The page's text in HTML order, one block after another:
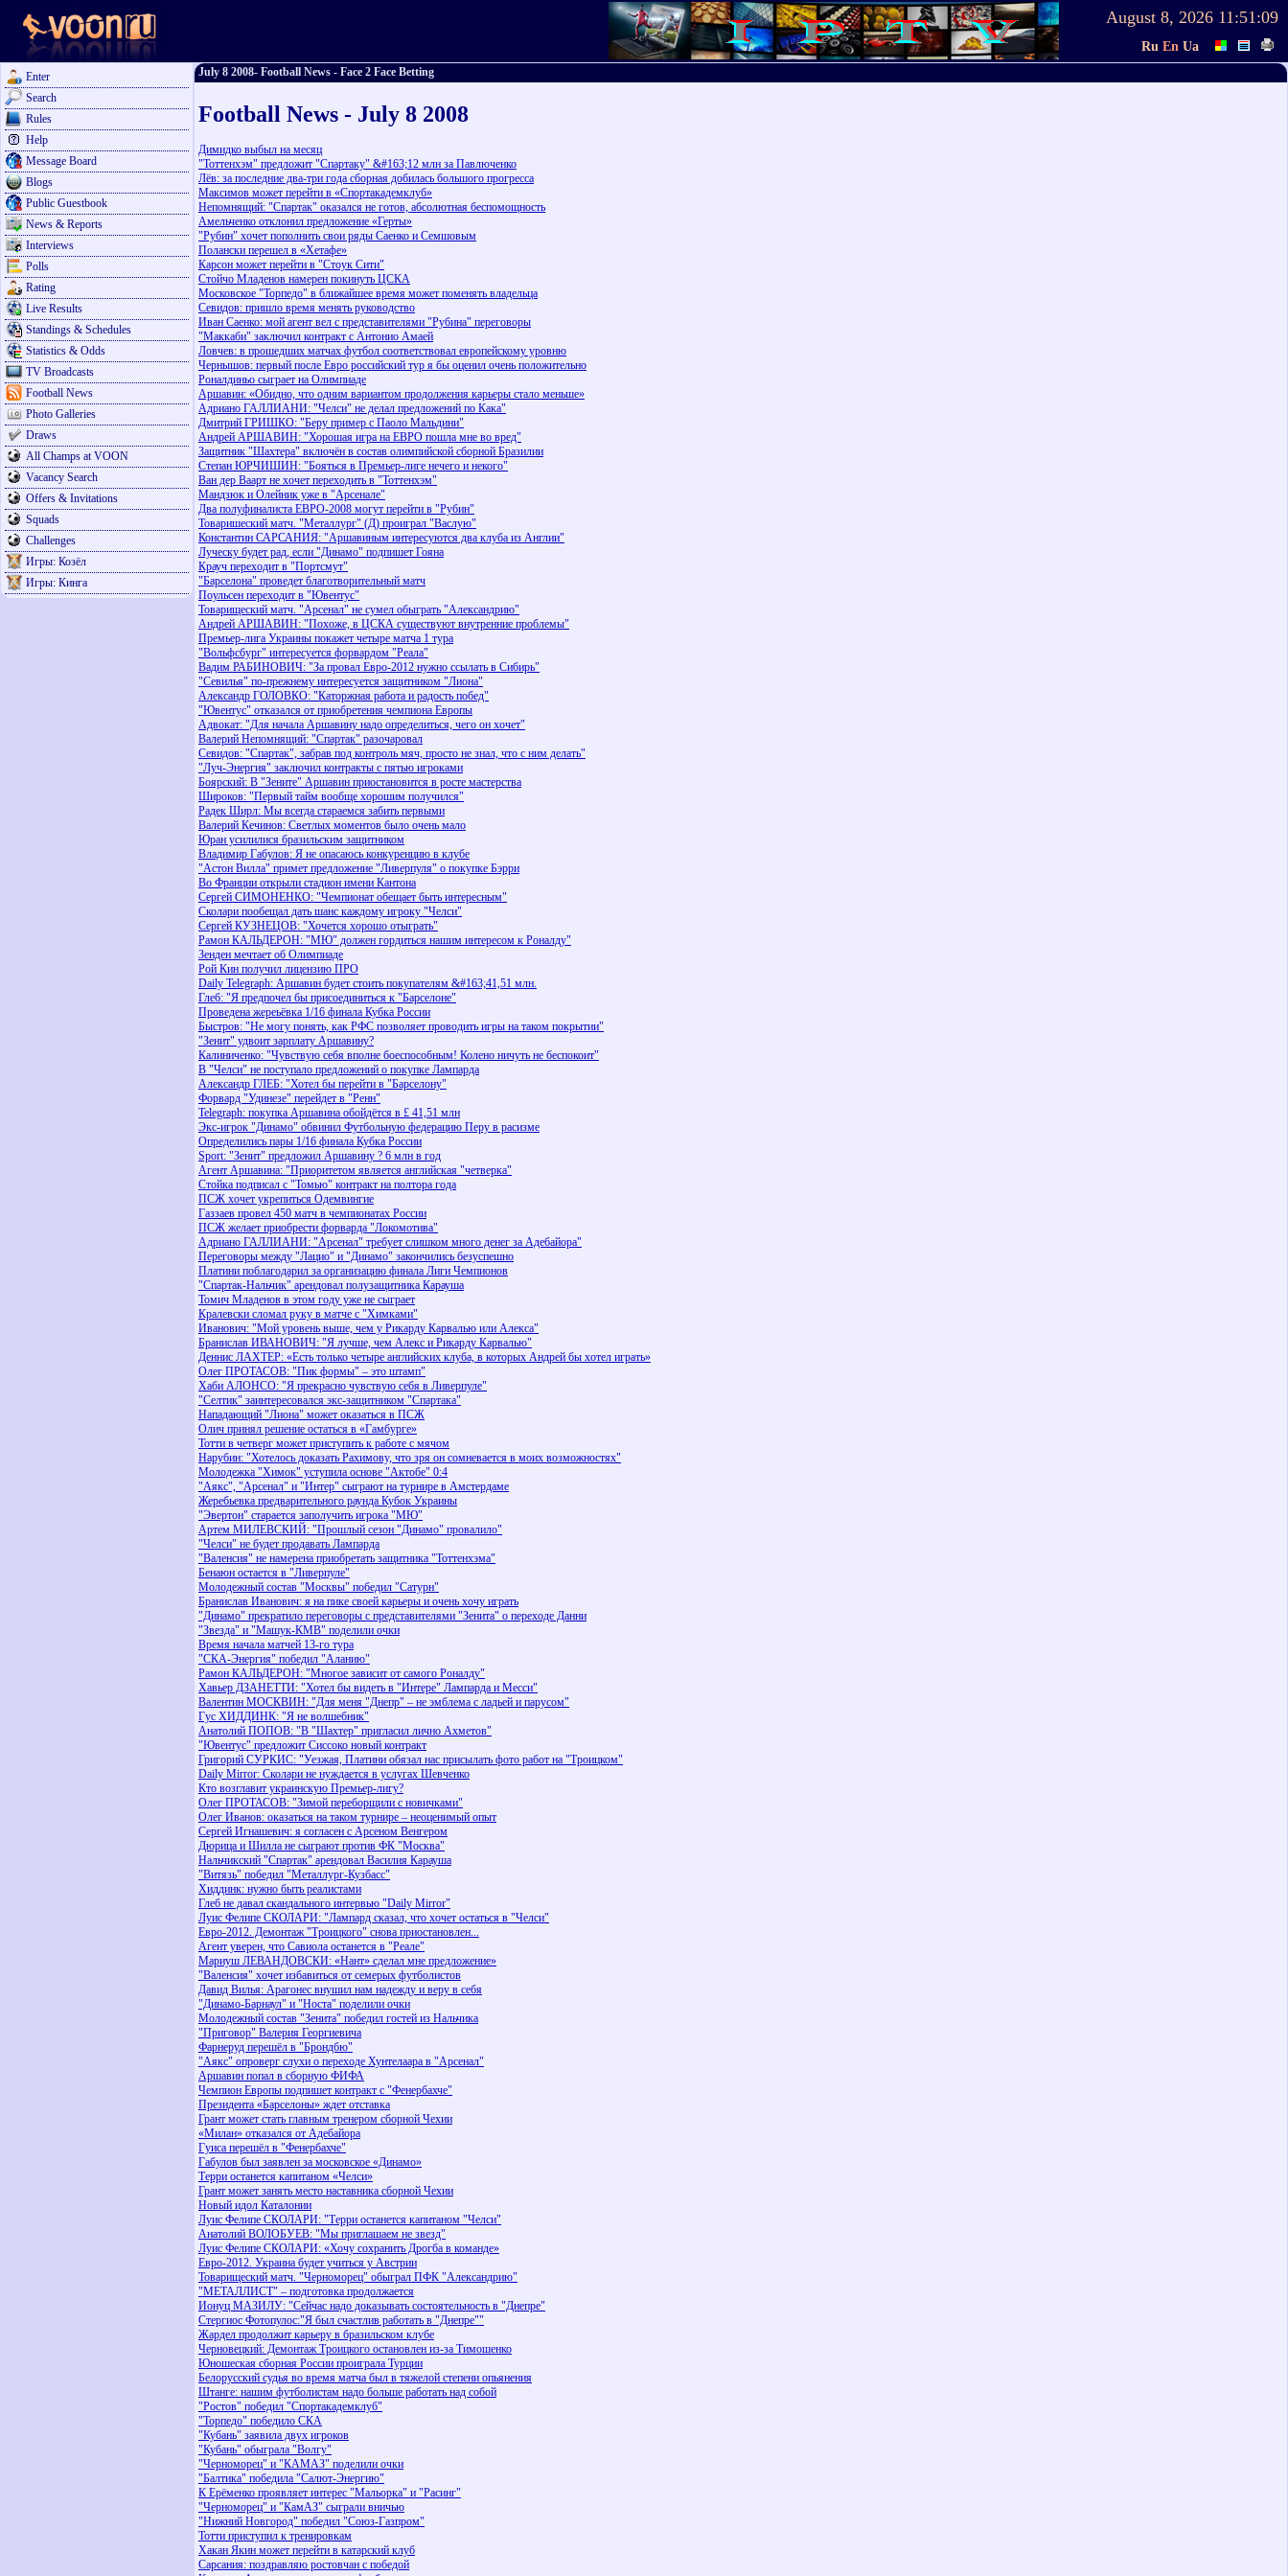
August 8, 2026 11:51:09
Ru En Ua
Enter
Search
Rules
Help
Message Board
Blogs
Public Guestbook
News & Reports
Interviews
Polls
Rating
Live Results
Standings & Schedules
Statistics & Odds
TV Broadcasts
Football News
Photo Galleries
Draws
All Champs at VOON
Vacancy Search
Offers & Invitations
Squads
Challenges
Игры: Козёл
Игры: Кинга
July 8 2008- Football News - Face 2 Face Betting
Football News - July 8 2008
Димидко выбыл на месяц
"Тоттенхэм" предложит "Спартаку" &#163;12 млн за Павлюченко
Лёв: за последние два-три года сборная добилась большого прогресса
Максимов может перейти в «Спортакадемклуб»
Непомнящий: "Спартак" оказался не готов, абсолютная беспомощность
Амельченко отклонил предложение «Герты»
"Рубин" хочет пополнить свои ряды Саенко и Семшовым
Полански перешел в «Хетафе»
Карсон может перейти в "Стоук Сити"
Стойчо Младенов намерен покинуть ЦСКА
Московское "Торпедо" в ближайшее время может поменять владельца
Севидов: пришло время менять руководство
Иван Саенко: мой агент вел с представителями "Рубина" переговоры
"Маккаби" заключил контракт с Антонио Амаей
Ловчев: в прошедших матчах футбол соответствовал европейскому уровню
Чернышов: первый после Евро российский тур я бы оценил очень положительно
Роналдиньо сыграет на Олимпиаде
Аршавин: «Обидно, что одним вариантом продолжения карьеры стало меньше»
Адриано ГАЛЛИАНИ: "Челси" не делал предложений по Кака"
Дмитрий ГРИШКО: "Беру пример с Паоло Мальдини"
Андрей АРШАВИН: "Хорошая игра на ЕВРО пошла мне во вред"
Защитник "Шахтера" включён в состав олимпийской сборной Бразилии
Степан ЮРЧИШИН: "Бояться в Премьер-лиге нечего и некого"
Ван дер Ваарт не хочет переходить в "Тоттенхэм"
Мандзюк и Олейник уже в "Арсенале"
Два полуфиналиста ЕВРО-2008 могут перейти в "Рубин"
Товаришеский матч. "Металлург" (Д) проиграл "Васлую"
Константин САРСАНИЯ: "Аршавиным интересуются два клуба из Англии"
Луческу будет рад, если "Динамо" подпишет Гояна
Крауч переходит в "Портсмут"
"Барселона" проведет благотворительный матч
Поульсен переходит в "Ювентус"
Товарищеский матч. "Арсенал" не сумел обыграть "Александрию"
Андрей АРШАВИН: "Похоже, в ЦСКА существуют внутренние проблемы"
Премьер-лига Украины покажет четыре матча 1 тура
"Вольфсбург" интересуется форвардом "Реала"
Вадим РАБИНОВИЧ: "За провал Евро-2012 нужно ссылать в Сибирь"
"Севилья" по-прежнему интересуется защитником "Лиона"
Александр ГОЛОВКО: "Каторжная работа и радость побед"
"Ювентус" отказался от приобретения чемпиона Европы
Адвокат: "Для начала Аршавину надо определиться, чего он хочет"
Валерий Непомнящий: "Спартак" разочаровал
Севидов: "Спартак", забрав под контроль мяч, просто не знал, что с ним делать"
"Луч-Энергия" заключил контракты с пятью игроками
Боярский: В "Зените" Аршавин приостановится в росте мастерства
Широков: "Первый тайм вообще хорошим получился"
Радек Ширл: Мы всегда стараемся забить первыми
Валерий Кечинов: Светлых моментов было очень мало
Юран усилилися бразильским защитником
Владимир Габулов: Я не опасаюсь конкуренцию в клубе
"Астон Вилла" примет предложение "Ливерпуля" о покупке Бэрри
Во Франции открыли стадион имени Кантона
Сергей СИМОНЕНКО: "Чемпионат обещает быть интересным"
Сколари пообещал дать шанс каждому игроку "Челси"
Сергей КУЗНЕЦОВ: "Хочется хорошо отыграть"
Рамон КАЛЬДЕРОН: "МЮ" должен гордиться нашим интересом к Роналду"
Зенден мечтает об Олимпиаде
Рой Кин получил лицензию ПРО
Daily Telegraph: Аршавин будет стоить покупателям &#163;41,51 млн.
Глеб: "Я предпочел бы присоединиться к "Барселоне"
Проведена жереьёвка 1/16 финала Кубка России
Быстров: "Не могу понять, как РФС позволяет проводить игры на таком покрытии"
"Зенит" удвоит зарплату Аршавину?
Калиниченко: "Чувствую себя вполне боеспособным! Колено ничуть не беспокоит"
В "Челси" не поступало предложений о покупке Лампарда
Александр ГЛЕБ: "Хотел бы перейти в "Барселону"
Форвард "Удинезе" перейдет в "Ренн"
Telegraph: покупка Аршавина обойдётся в £ 41,51 млн
Экс-игрок "Динамо" обвинил Футбольную федерацию Перу в расизме
Определились пары 1/16 финала Кубка России
Sport: "Зенит" предложил Аршавину ? 6 млн в год
Агент Аршавина: "Приоритетом является английская "четверка"
Стойка подписал с "Томью" контракт на полтора года
ПСЖ хочет укрепиться Одемвингие
Газзаев провел 450 матч в чемпионатах России
ПСЖ желает приобрести форварда "Локомотива"
Адриано ГАЛЛИАНИ: "Арсенал" требует слишком много денег за Адебайора"
Переговоры между "Лацио" и "Динамо" закончились безуспешно
Платини поблагодарил за организацию финала Лиги Чемпионов
"Спартак-Нальчик" арендовал полузащитника Карауша
Томич Младенов в этом году уже не сыграет
Кралевски сломал руку в матче с "Химками"
Иванович: "Мой уровень выше, чем у Рикарду Карвалью или Алекса"
Бранислав ИВАНОВИЧ: "Я лучше, чем Алекс и Рикарду Карвалью"
Деннис ЛАХТЕР: «Есть только четыре английских клуба, в которых Андрей бы хотел играть»
Олег ПРОТАСОВ: "Пик формы" – это штамп"
Хаби АЛОНСО: "Я прекрасно чувствую себя в Ливерпуле"
"Селтик" заинтересовался экс-защитником "Спартака"
Нападающий "Лиона" может оказаться в ПСЖ
Олич принял решение остаться в «Гамбурге»
Тотти в четверг может приступить к работе с мячом
Нарубин: "Хотелось доказать Рахимову, что зря он сомневается в моих возможностях"
Молодежка "Химок" уступила основе "Актобе" 0:4
"Аякс", "Арсенал" и "Интер" сыграют на турнире в Амстердаме
Жеребьевка предварительного раунда Кубок Украины
"Эвертон" старается заполучить игрока "МЮ"
Артем МИЛЕВСКИЙ: "Прошлый сезон "Динамо" провалило"
"Челси" не будет продавать Лампарда
"Валенсия" не намерена приобретать защитника "Тоттенхэма"
Бенаюн остается в "Ливерпуле"
Молодежный состав "Москвы" победил "Сатурн"
Бранислав Иванович: я на пике своей карьеры и очень хочу играть
"Динамо" прекратило переговоры с представителями "Зенита" о переходе Данни
"Звезда" и "Машук-КМВ" поделили очки
Время начала матчей 13-го тура
"СКА-Энергия" победил "Аланию"
Рамон КАЛЬДЕРОН: "Многое зависит от самого Роналду"
Хавьер ДЗАНЕТТИ: "Хотел бы видеть в "Интере" Лампарда и Месси"
Валентин МОСКВИН: "Для меня "Днепр" – не эмблема с ладьей и парусом"
Гус ХИДДИНК: "Я не волшебник"
Анатолий ПОПОВ: "В "Шахтер" пригласил лично Ахметов"
"Ювентус" предложит Сиссоко новый контракт
Григорий СУРКИС: "Уезжая, Платини обязал нас присылать фото работ на "Троицком"
Daily Mirror: Сколари не нуждается в услугах Шевченко
Кто возглавит украинскую Премьер-лигу?
Олег ПРОТАСОВ: "Зимой переборщили с новичками"
Олег Иванов: оказаться на таком турнире – неоценимый опыт
Сергей Игнашевич: я согласен с Арсеном Венгером
Дюрица и Шилла не сыграют против ФК "Москва"
Нальчикский "Спартак" арендовал Василия Карауша
"Витязь" победил "Металлург-Кузбасс"
Хиддинк: нужно быть реалистами
Глеб не давал скандального интервью "Daily Mirror"
Луис Фелипе СКОЛАРИ: "Лампард сказал, что хочет остаться в "Челси"
Евро-2012. Демонтаж "Троицкого" снова приостановлен...
Агент уверен, что Савиола останется в "Реале"
Мариуш ЛЕВАНДОВСКИ: «Нант» сделал мне предложение»
"Валенсия" хочет избавиться от семерых футболистов
Давид Вилья: Арагонес внушил нам надежду и веру в себя
"Динамо-Барнаул" и "Носта" поделили очки
Молодежный состав "Зенита" победил гостей из Нальчика
"Приговор" Валерия Георгиевича
Фарнеруд перешёл в "Брондбю"
"Аякс" опроверг слухи о переходе Хунтелаара в "Арсенал"
Аршавин попал в сборную ФИФА
Чемпион Европы подпишет контракт с "Фенербахче"
Президентa «Барселоны» ждет отставка
Грант может стать главным тренером сборной Чехии
«Милан» отказался от Адебайора
Гуиса перешёл в "Фенербахче"
Габулов был заявлен за московское «Динамо»
Терри останется капитаном «Челси»
Грант может занять место наставника сборной Чехии
Новый идол Каталонии
Луис Фелипе СКОЛАРИ: "Терри останется капитаном "Челси"
Анатолий ВОЛОБУЕВ: "Мы приглашаем не звезд"
Луис Фелипе СКОЛАРИ: «Хочу сохранить Дрогба в команде»
Евро-2012. Украина будет учиться у Австрии
Товарищеский матч. "Черноморец" обыграл ПФК "Александрию"
"МЕТАЛЛИСТ" – подготовка продолжается
Ионуц МАЗИЛУ: "Сейчас надо доказывать состоятельность в "Днепре"
Стергиос Фотопулос:"Я был счастлив работать в "Днепре""
Жардел продолжит карьеру в бразильском клубе
Черновецкий: Демонтаж Троицкого остановлен из-за Тимошенко
Юношеская сборная России проиграла Турции
Белорусский судья во время матча был в тяжелой степени опьянения
Штанге: нашим футболистам надо больше работать над собой
"Ростов" победил "Спортакадемклуб"
"Торпедо" победило СКА
"Кубань" заявила двух игроков
"Кубань" обыграла "Волгу"
"Черноморец" и "КАМАЗ" поделили очки
"Балтика" победила "Салют-Энергию"
К Ерёменко проявляет интерес "Мальорка" и "Расинг"
"Черноморец" и "КамАЗ" сыграли вничью
"Нижний Новгород" победил "Союз-Газпром"
Тотти приступил к тренировкам
Хакан Якин может перейти в катарский клуб
Сарсания: поздравляю ростовчан с победой